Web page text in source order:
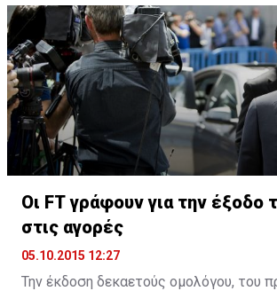
μικρότερη μείωση από το 2011.
Οι FT γράφουν για την έξοδο
στις αγορές
05.10.2015 12:27
Την έκδοση δεκαετούς ομολόγου, του